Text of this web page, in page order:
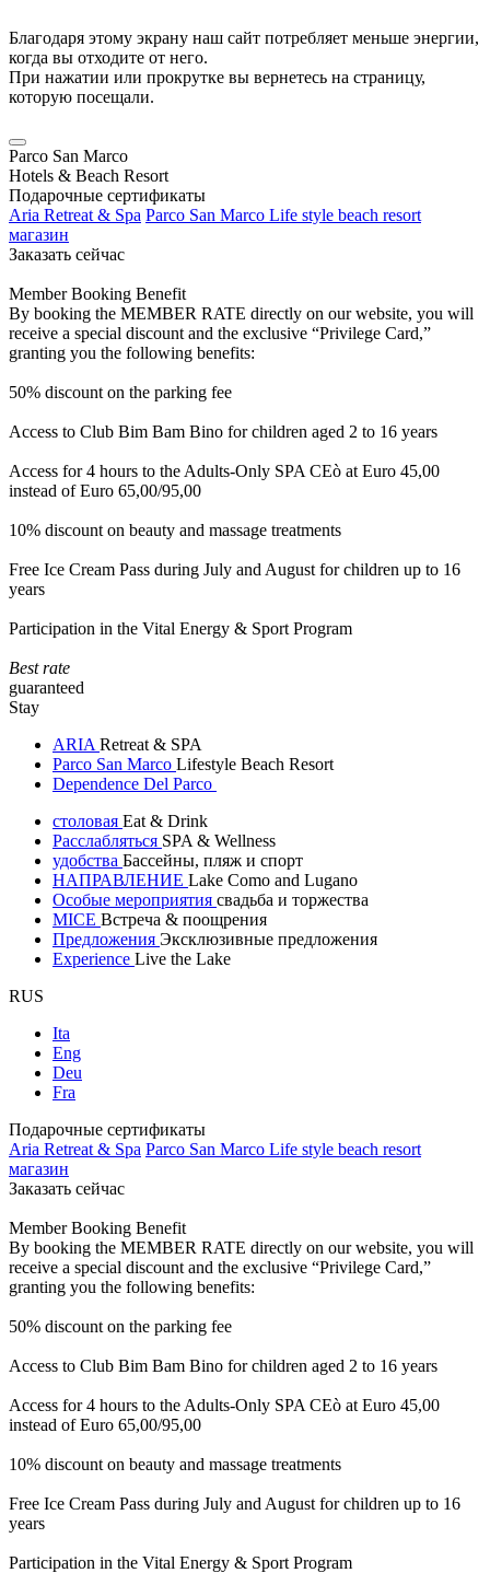
Благодаря этому экрану наш сайт потребляет меньше энергии,
когда вы отходите от него.
При нажатии или прокрутке вы вернетесь на страницу,
которую посещали.
Parco San Marco
Hotels & Beach Resort
Подарочные сертификаты
Aria Retreat & Spa Parco San Marco Life style beach resort
магазин
Заказать сейчас
Member Booking Benefit
By booking the MEMBER RATE directly on our website, you will
receive a special discount and the exclusive “Privilege Card,”
granting you the following benefits:
50% discount on the parking fee
Access to Club Bim Bam Bino for children aged 2 to 16 years
Access for 4 hours to the Adults-Only SPA CEò at Euro 45,00
instead of Euro 65,00/95,00
10% discount on beauty and massage treatments
Free Ice Cream Pass during July and August for children up to 16
years
Participation in the Vital Energy & Sport Program
Best rate
guaranteed
Stay
ARIA Retreat & SPA
Parco San Marco Lifestyle Beach Resort
Dependence Del Parco
столовая Eat & Drink
Расслабляться SPA & Wellness
удобства Бассейны, пляж и спорт
НАПРАВЛЕНИЕ Lake Como and Lugano
Особые мероприятия свадьба и торжества
MICE Встреча & поощрения
Предложения Эксклюзивные предложения
Experience Live the Lake
RUS
Ita
Eng
Deu
Fra
Подарочные сертификаты
Aria Retreat & Spa Parco San Marco Life style beach resort
магазин
Заказать сейчас
Member Booking Benefit
By booking the MEMBER RATE directly on our website, you will
receive a special discount and the exclusive “Privilege Card,”
granting you the following benefits:
50% discount on the parking fee
Access to Club Bim Bam Bino for children aged 2 to 16 years
Access for 4 hours to the Adults-Only SPA CEò at Euro 45,00
instead of Euro 65,00/95,00
10% discount on beauty and massage treatments
Free Ice Cream Pass during July and August for children up to 16
years
Participation in the Vital Energy & Sport Program